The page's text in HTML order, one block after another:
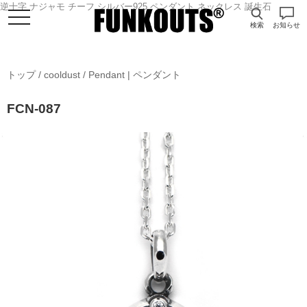
逆十字 ナジャモ チーフ シルバー925 ペンダント ネックレス 誕生石
検索 お知らせ
トップ/ cooldust / Pendant | ペンダント
FCN-087